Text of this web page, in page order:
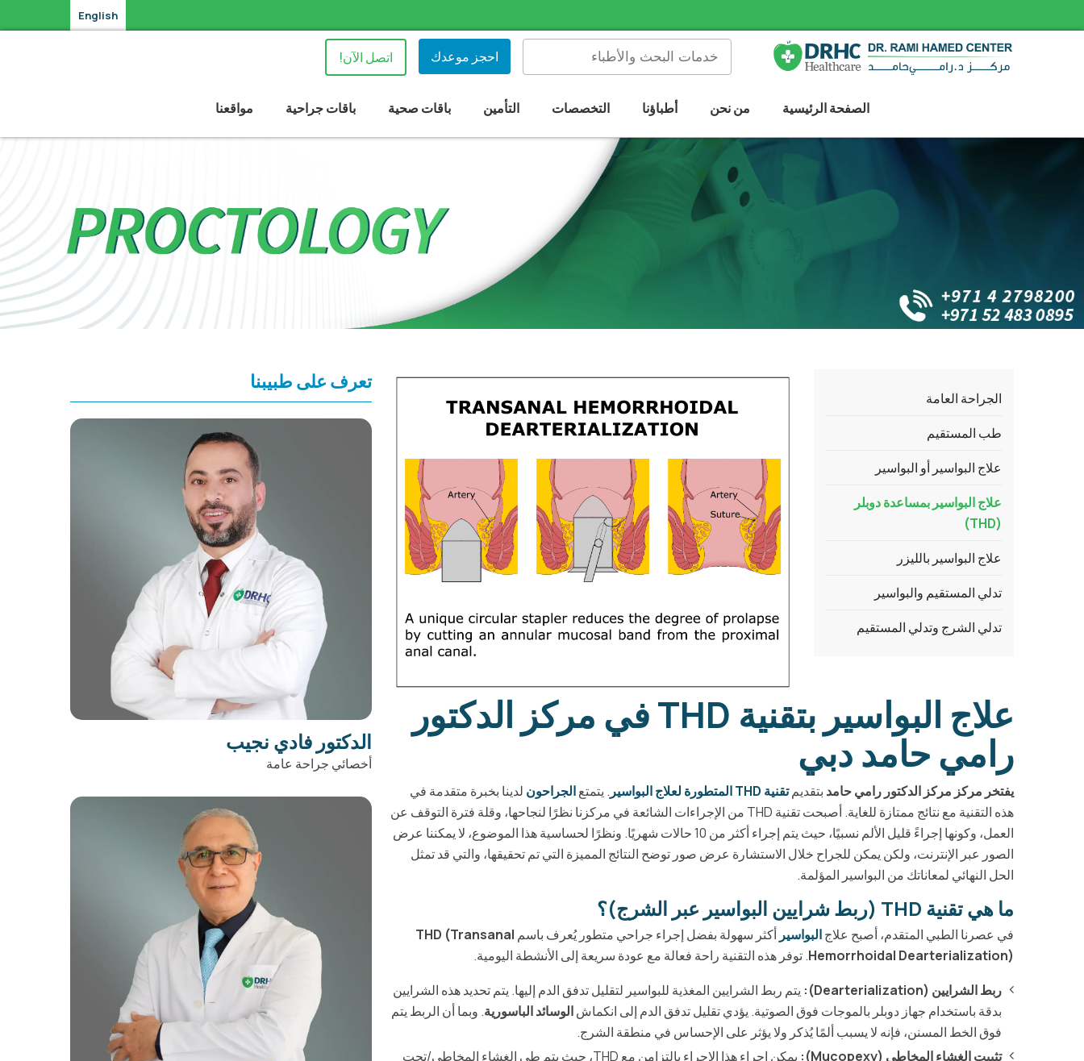
English
احجز موعدك اتصل الآن!
الصفحة الرئيسية من نحن أطباؤنا التخصصات التأمين باقات صحية باقات جراحية مواقعنا
الجراحة العامة
طب المستقيم
علاج البواسير أو البواسير
علاج البواسير بمساعدة دوبلر
(THD)
علاج البواسير بالليزر
تدلي المستقيم والبواسير
تدلي الشرج وتدلي المستقيم
علاج البواسير بتقنية THD في مركز الدكتور
رامي حامد دبي
يفتخر مركز مركز الدكتور رامي حامد بتقديمتقنية THD المتطورة لعلاج البواسير . يتمتعالجراحون لدينا بخبرة متقدمة في
هذه التقنية مع نتائج ممتازة للغاية. أصبحت تقنية THD من الإجراءات الشائعة في مركزنا نظرًا لنجاحها، وقلة فترة التوقف عن
العمل، وكونها إجراءً قليل الألم نسبيًا، حيث يتم إجراء أكثر من 10 حالات شهريًا. ونظرًا لحساسية هذا الموضوع، لا يمكننا عرض
الصور عبر الإنترنت، ولكن يمكن للجراح خلال الاستشارة عرض صور توضح النتائج المميزة التي تم تحقيقها، والتي قد تمثل
الحل النهائي لمعاناتك من البواسير المؤلمة.
ما هي تقنية THD (ربط شرايين البواسير عبر الشرج)؟
في عصرنا الطبي المتقدم، أصبح علاجالبواسير أكثر سهولة بفضل إجراء جراحي متطور يُعرف باسم THD (Transanal
Hemorrhoidal Dearterialization). توفر هذه التقنية راحة فعالة مع عودة سريعة إلى الأنشطة اليومية.
ربط الشرايين (Dearterialization):
يتم ربط الشرايين المغذية للبواسير لتقليل تدفق الدم إليها. يتم تحديد هذه الشرايين
بدقة باستخدام جهاز دوبلر بالموجات فوق الصوتية. يؤدي تقليل تدفق الدم إلى انكماشالوسائد الباسورية. وبما أن الربط يتم
فوق الخط المسنن، فإنه لا يسبب ألمًا يُذكر ولا يؤثر على الإحساس في منطقة الشرج.
تثبيت الغشاء المخاطي (Mucopexy):
يمكن إجراء هذا الإجراء بالتزامن مع THD، حيث يتم طي الغشاء المخاطي/تحت
تعرف على طبيبنا
الدكتور فادي نجيب
أخصائي جراحة عامة